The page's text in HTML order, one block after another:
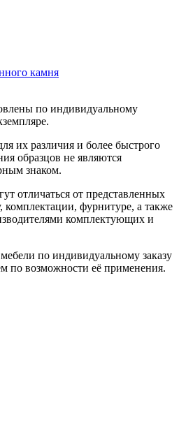
камня
по индивидуальному
их различия и более быстрого
образцов не являются
знаком.
отличаться от представленных
комплектации, фурнитуре, а также
комплектующих и
по индивидуальному заказу
по возможности её применения.